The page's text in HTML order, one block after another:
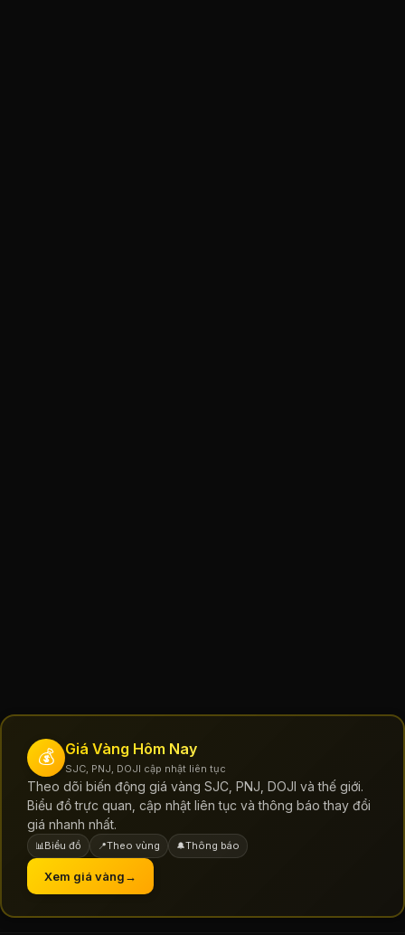
💰 Giá Vàng Hôm Nay
SJC, PNJ, DOJI cập nhật liên tục
Theo dõi biến động giá vàng SJC, PNJ, DOJI và thế giới.
Biểu đồ trực quan, cập nhật liên tục và thông báo thay đổi
giá nhanh nhất.
📊 Biểu đồ 📍Theo vùng 🔔Thông báo
Xem giá vàng→